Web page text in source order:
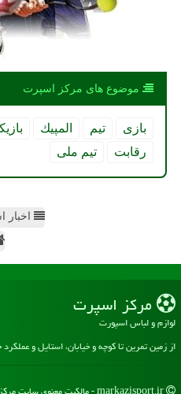
موضوع های مركز اسپرت
بازی تیم المپیك
رقابت
تیم ملی
اخبار
مركز اسپرت
لوازم و لباس اسپورت
از زمین تمرین تا کوچه و خیابان، استایل و